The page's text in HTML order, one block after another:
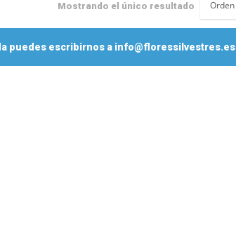
Mostrando el único resultado
puedes escribirnos a info@floressilvestres.es